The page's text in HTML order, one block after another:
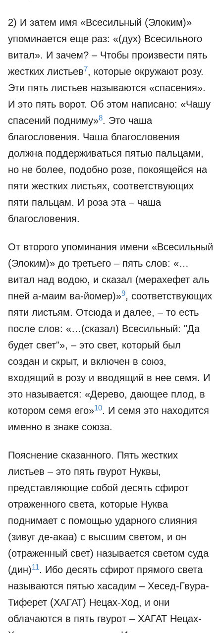
2) И затем имя «Всесильный (Элоким)»
упоминается еще раз: «(дух) Всесильного
витал». И зачем? – Чтобы произвести пять
жестких листьев7, которые окружают розу.
Эти пять листьев называются «спасения».
И это пять ворот. Об этом написано: «Чашу
спасений подниму»8. Это чаша
благословения. Чаша благословения
должна поддерживаться пятью пальцами,
но не более, подобно розе, покоящейся на
пяти жестких листьях, соответствующих
пяти пальцам. И роза эта – чаша
благословения.
От второго упоминания имени «Всесильный
(Элоким)» до третьего – пять слов: «…
витал над водою, и сказал (мерахефет аль
пней а-маим ва-йомер)»9, соответствующих
пяти листьям. Отсюда и далее, – то есть
после слов: «…(сказал) Всесильный: "Да
будет свет"», – это свет, который был
создан и скрыт, и включен в союз,
входящий в розу и вводящий в нее семя. И
это называется: «Дерево, дающее плод, в
котором семя его»10. И семя это находится
именно в знаке союза.
Пояснение сказанного. Пять жестких
листьев – это пять гвурот Нуквы,
представляющие собой десять сфирот
отраженного света, которые Нуква
поднимает с помощью ударного слияния
(зивуг де-акаа) с высшим светом, и он
(отраженный свет) называется светом суда
(дин)11. Ибо десять сфирот прямого света
называются пятью хасадим – Хесед-Гвура-
Тиферет (ХАГАТ) Нецах-Ход, и они
облачаются в пять гвурот – ХАГАТ Нецах-